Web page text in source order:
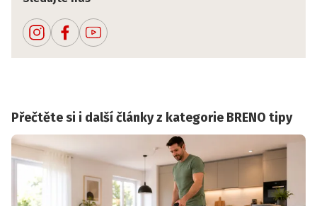
Přečtěte si i další články z kategorie BRENO tipy